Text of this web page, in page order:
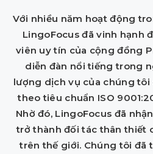
Với nhiều năm hoạt động
LingoFocus đã vinh hạnh
viên uy tín của cộng đồng
diễn đàn nổi tiếng trong
lượng dịch vụ của chúng
theo tiêu chuẩn ISO
Nhờ đó, LingoFocus đã
trở thành đối tác thân thiết
trên thế giới. Chúng tôi đã